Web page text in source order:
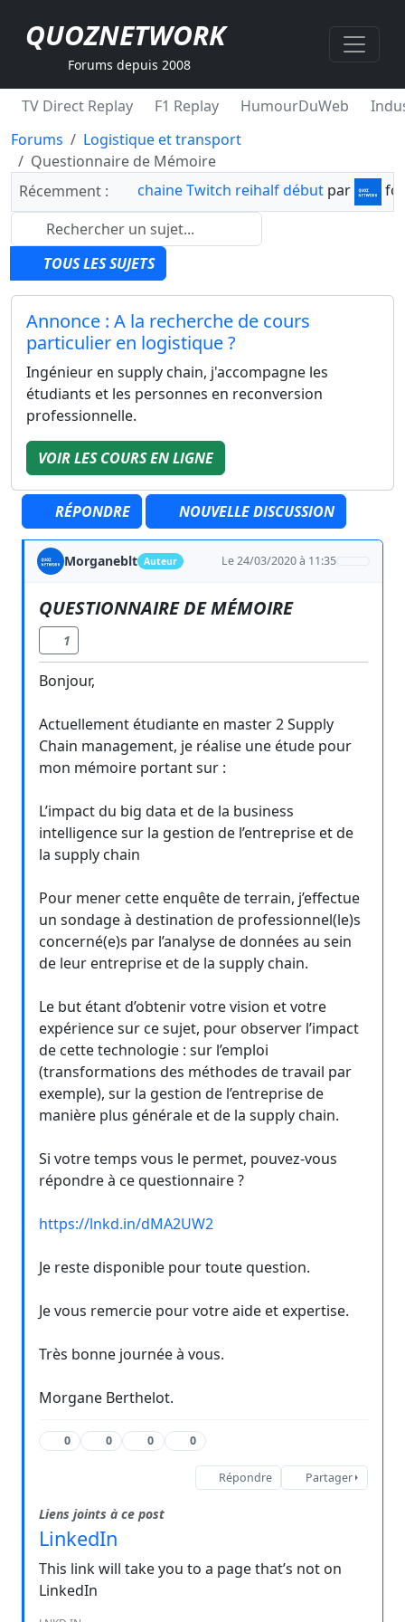
QUOZNETWORK
Forums depuis 2008
TV Direct Replay F1 Replay HumourDuWeb
Forums
Logistique et transport
Questionnaire de Mémoire
Récemment :
chaine Twitch reihalf début par
TOUS LES SUJETS
Annonce : A la recherche de cours
particulier en logistique ?
Ingénieur en supply chain, j'accompagne les
étudiants et les personnes en reconversion
professionnelle.
VOIR LES COURS EN LIGNE
RÉPONDRE NOUVELLE DISCUSSION
Morganeblt Auteur Le 24/03/2020 à 11:35
QUESTIONNAIRE DE MÉMOIRE
1
Bonjour,
Actuellement étudiante en master 2 Supply
Chain management, je réalise une étude pour
mon mémoire portant sur :
L’impact du big data et de la business
intelligence sur la gestion de l’entreprise et de
la supply chain
Pour mener cette enquête de terrain, j’effectue
un sondage à destination de professionnel(le)s
concerné(e)s par l’analyse de données au sein
de leur entreprise et de la supply chain.
Le but étant d’obtenir votre vision et votre
expérience sur ce sujet, pour observer l’impact
de cette technologie : sur l’emploi
(transformations des méthodes de travail par
exemple), sur la gestion de l’entreprise de
manière plus générale et de la supply chain.
Si votre temps vous le permet, pouvez-vous
répondre à ce questionnaire ?
https://lnkd.in/dMA2UW2
Je reste disponible pour toute question.
Je vous remercie pour votre aide et expertise.
Très bonne journée à vous.
Morgane Berthelot.
0 0 0 0
Répondre Partager
Liens joints à ce post
LinkedIn
This link will take you to a page that’s not on
LinkedIn